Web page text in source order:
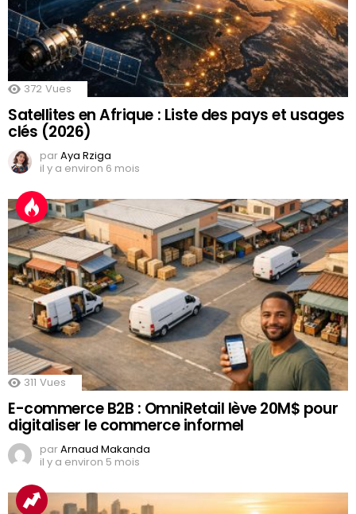
372 Vues
Satellites en Afrique : Liste des pays et usages
clés (2026)
parAya Rziga
il y a environ 6 mois
311 Vues
E-commerce B2B : OmniRetail lève 20M$ pour
digitaliser le commerce informel
parArnaud Makanda
il y a environ 5 mois